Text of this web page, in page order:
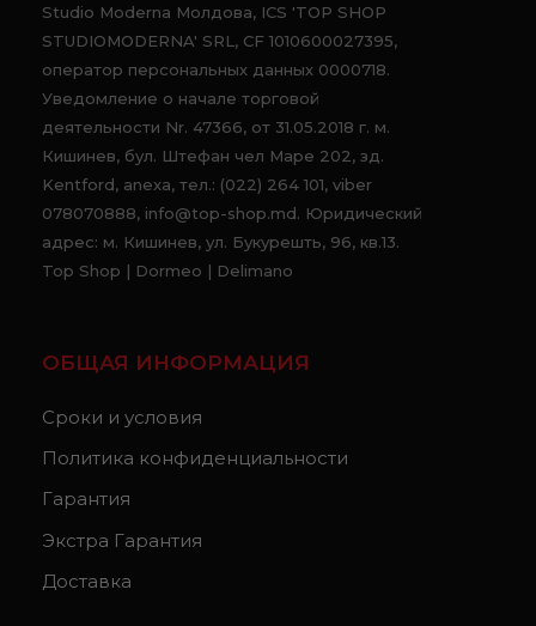
Studio Moderna Молдова, ICS 'TOP SHOP
STUDIOMODERNA' SRL, CF 1010600027395,
оператор персональных данных 0000718.
Уведомление о начале торговой
деятельности Nr. 47366, от 31.05.2018 г. м.
Кишинев, бул. Штефан чел Маре 202, зд.
Kentford, anexa, тел.: (022) 264 101, viber
078070888, info@top-shop.md. Юридический
адрес: м. Кишинев, ул. Букурешть, 96, кв.13.
Top Shop | Dormeo | Delimano
ОБЩАЯ ИНФОРМАЦИЯ
Сроки и условия
Политика конфиденциальности
Гарантия
Экстра Гарантия
Доставка